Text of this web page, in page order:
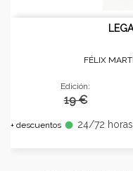
FÉLIX
Edición:
19 €
+ descuentos fiber_manual_record 24/72 horas